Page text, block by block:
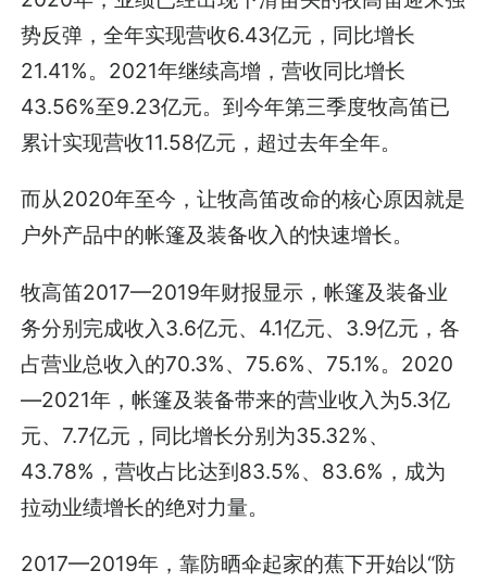
势反弹，全年实现营收6.43亿元，同比增长
21.41%。2021年继续高增，营收同比增长
43.56%至9.23亿元。到今年第三季度牧高笛已
累计实现营收11.58亿元，超过去年全年。
而从2020年至今，让牧高笛改命的核心原因就是
户外产品中的帐篷及装备收入的快速增长。
牧高笛2017—2019年财报显示，帐篷及装备业
务分别完成收入3.6亿元、4.1亿元、3.9亿元，各
占营业总收入的70.3%、75.6%、75.1%。2020
—2021年，帐篷及装备带来的营业收入为5.3亿
元、7.7亿元，同比增长分别为35.32%、
43.78%，营收占比达到83.5%、83.6%，成为
拉动业绩增长的绝对力量。
2017—2019年，靠防晒伞起家的蕉下开始以“防